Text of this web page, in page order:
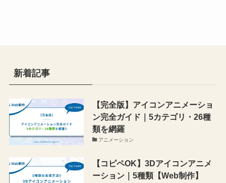
新着記事
【完全版】アイコンアニメーショ
ン完全ガイド｜5カテゴリ・26種
類を網羅
アニメーション
【コピペOK】3Dアイコンアニメ
ーション｜5種類【Web制作】